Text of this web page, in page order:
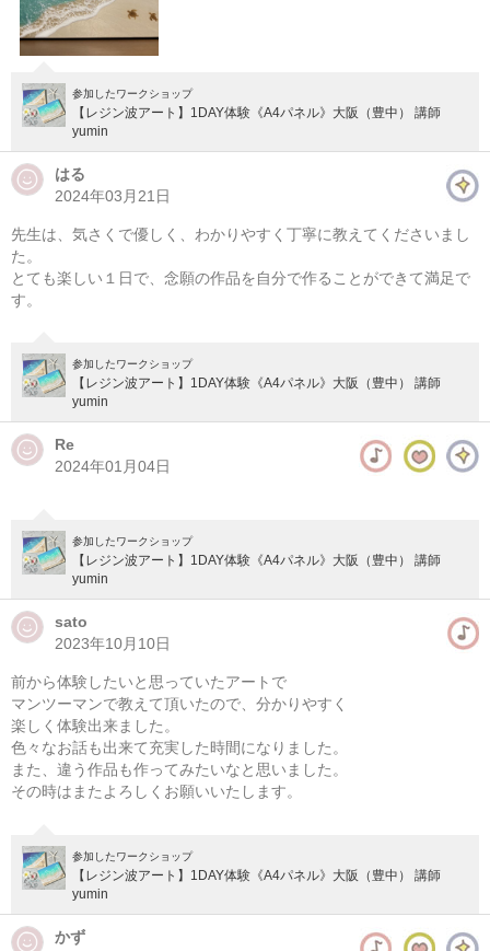
参加したワークショップ
【レジン波アート】1DAY体験《A4パネル》大阪（豊中） 講師
yumin
はる
2024年03月21日
先生は、気さくで優しく、わかりやすく丁寧に教えてくださいまし
た。
とても楽しい１日で、念願の作品を自分で作ることができて満足で
す。
参加したワークショップ
【レジン波アート】1DAY体験《A4パネル》大阪（豊中） 講師
yumin
Re
2024年01月04日
参加したワークショップ
【レジン波アート】1DAY体験《A4パネル》大阪（豊中） 講師
yumin
sato
2023年10月10日
前から体験したいと思っていたアートで
マンツーマンで教えて頂いたので、分かりやすく
楽しく体験出来ました。
色々なお話も出来て充実した時間になりました。
また、違う作品も作ってみたいなと思いました。
その時はまたよろしくお願いいたします。
参加したワークショップ
【レジン波アート】1DAY体験《A4パネル》大阪（豊中） 講師
yumin
かず